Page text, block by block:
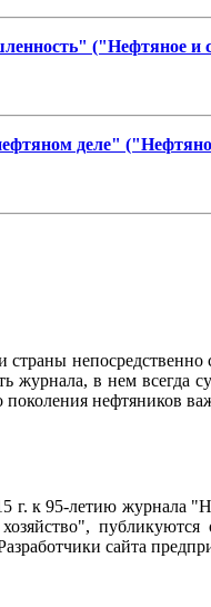
("Нефтяное и
деле"
непосредственно
журнала, в нем
нефтяников
г. к 95-летию
сайта